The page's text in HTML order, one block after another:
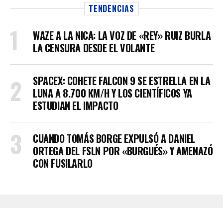
TENDENCIAS
WAZE A LA NICA: LA VOZ DE «REY» RUIZ BURLA
LA CENSURA DESDE EL VOLANTE
SPACEX: COHETE FALCON 9 SE ESTRELLA EN LA
LUNA A 8.700 KM/H Y LOS CIENTÍFICOS YA
ESTUDIAN EL IMPACTO
CUANDO TOMÁS BORGE EXPULSÓ A DANIEL
ORTEGA DEL FSLN POR «BURGUÉS» Y AMENAZÓ
CON FUSILARLO